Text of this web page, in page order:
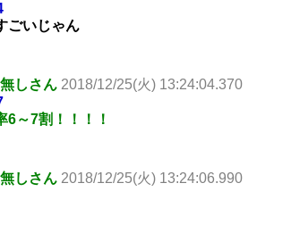
ごいじゃん
しさん 2018/12/25(火) 13:24:04.370
6～7割！！！！
しさん 2018/12/25(火) 13:24:06.990